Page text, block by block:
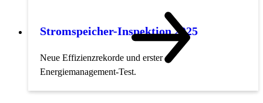
Stromspeicher-Inspektion 2025
Neue Effizienzrekorde und erster
Energiemanagement-Test.